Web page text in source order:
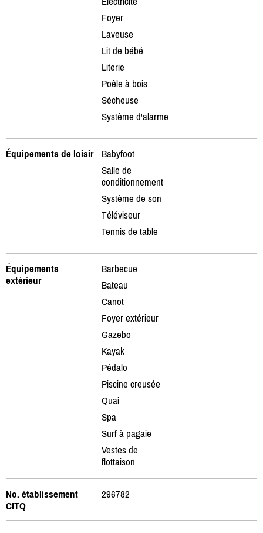
Foyer
Laveuse
Lit de bébé
Literie
Poêle à bois
Sécheuse
Système d'alarme
Équipements de loisir
Babyfoot
Salle de
conditionnement
Système de son
Téléviseur
Tennis de table
Équipements
extérieur
Barbecue
Bateau
Canot
Foyer extérieur
Gazebo
Kayak
Pédalo
Piscine creusée
Quai
Spa
Surf à pagaie
Vestes de
flottaison
No. établissement
CITQ
296782